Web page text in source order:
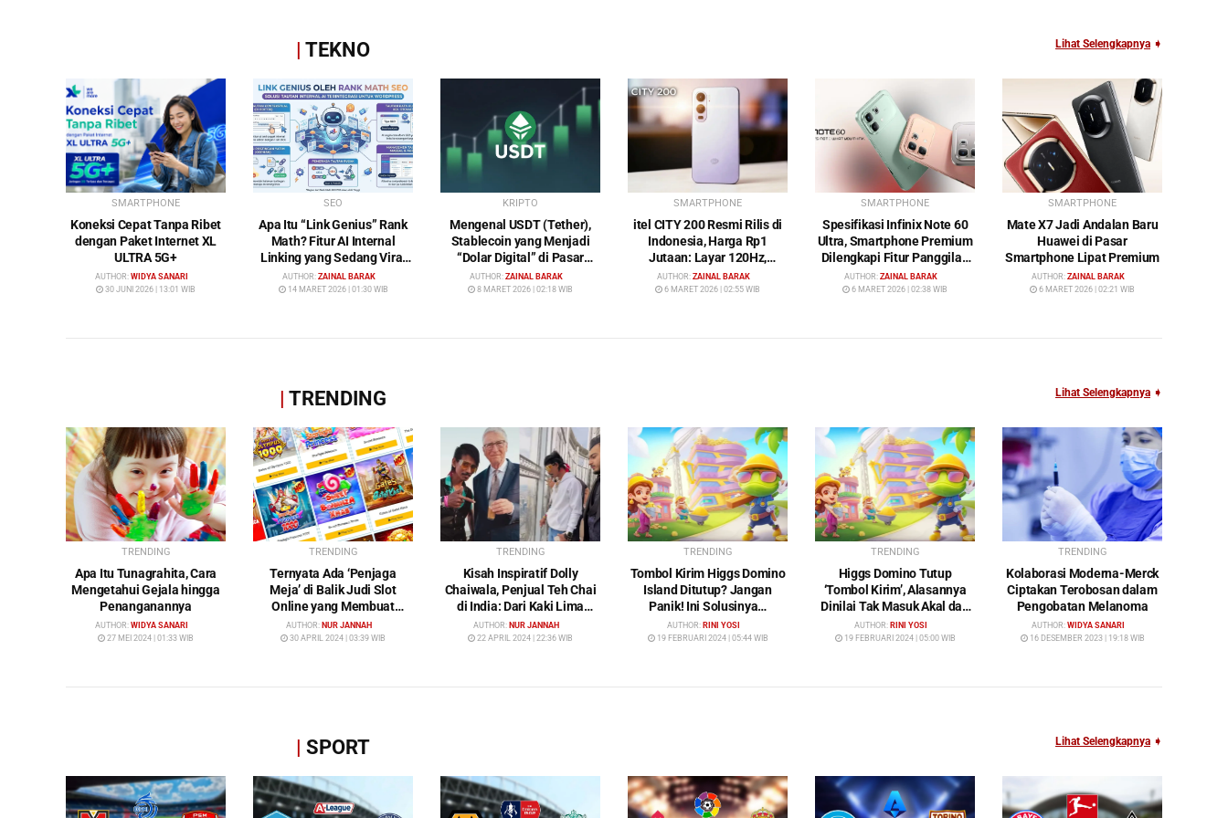
| TEKNO Lihat Selengkapnya ➧
SMARTPHONE
Koneksi Cepat Tanpa Ribet
dengan Paket Internet XL
ULTRA 5G+
AUTHOR: WIDYA SANARI
30 JUNI 2026 | 13:01 WIB
SEO
Apa Itu “Link Genius” Rank
Math? Fitur AI Internal
Linking yang Sedang Viral
di Dunia SEO
AUTHOR: ZAINAL BARAK
14 MARET 2026 | 01:30 WIB
KRIPTO
Mengenal USDT (Tether),
Stablecoin yang Menjadi
“Dolar Digital” di Pasar
Kripto
AUTHOR: ZAINAL BARAK
8 MARET 2026 | 02:18 WIB
SMARTPHONE
itel CITY 200 Resmi Rilis di
Indonesia, Harga Rp1
Jutaan: Layar 120Hz,
Kamera 50MP, NFC dan
Baterai 5200 mAh
AUTHOR: ZAINAL BARAK
6 MARET 2026 | 02:55 WIB
SMARTPHONE
Spesifikasi Infinix Note 60
Ultra, Smartphone Premium
Dilengkapi Fitur Panggilan
Satelit
AUTHOR: ZAINAL BARAK
6 MARET 2026 | 02:38 WIB
SMARTPHONE
Mate X7 Jadi Andalan Baru
Huawei di Pasar
Smartphone Lipat Premium
AUTHOR: ZAINAL BARAK
6 MARET 2026 | 02:21 WIB
| TRENDING Lihat Selengkapnya ➧
TRENDING
Apa Itu Tunagrahita, Cara
Mengetahui Gejala hingga
Penanganannya
AUTHOR: WIDYA SANARI
27 MEI 2024 | 01:33 WIB
TRENDING
Ternyata Ada ‘Penjaga
Meja’ di Balik Judi Slot
Online yang Membuat
Pemain Tak Pernah
Menang!
AUTHOR: NUR JANNAH
30 APRIL 2024 | 03:39 WIB
TRENDING
Kisah Inspiratif Dolly
Chaiwala, Penjual Teh Chai
di India: Dari Kaki Lima
Menuju Kehidupan Mewah
AUTHOR: NUR JANNAH
22 APRIL 2024 | 22:36 WIB
TRENDING
Tombol Kirim Higgs Domino
Island Ditutup? Jangan
Panik! Ini Solusinya…
AUTHOR: RINI YOSI
19 FEBRUARI 2024 | 05:44 WIB
TRENDING
Higgs Domino Tutup
‘Tombol Kirim’, Alasannya
Dinilai Tak Masuk Akal dan
Rugikan Pengguna
AUTHOR: RINI YOSI
19 FEBRUARI 2024 | 05:00 WIB
TRENDING
Kolaborasi Moderna-Merck
Ciptakan Terobosan dalam
Pengobatan Melanoma
AUTHOR: WIDYA SANARI
16 DESEMBER 2023 | 19:18 WIB
| SPORT Lihat Selengkapnya ➧